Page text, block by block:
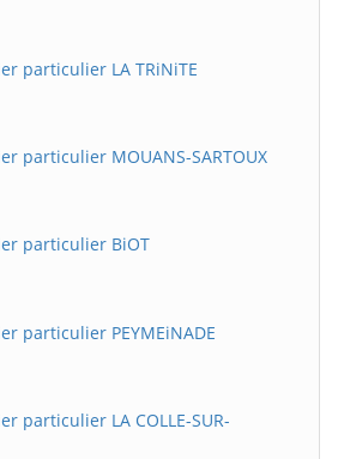
particulier LA TRiNiTE
particulier MOUANS-SARTOUX
particulier BiOT
particulier PEYMEiNADE
particulier LA COLLE-SUR-